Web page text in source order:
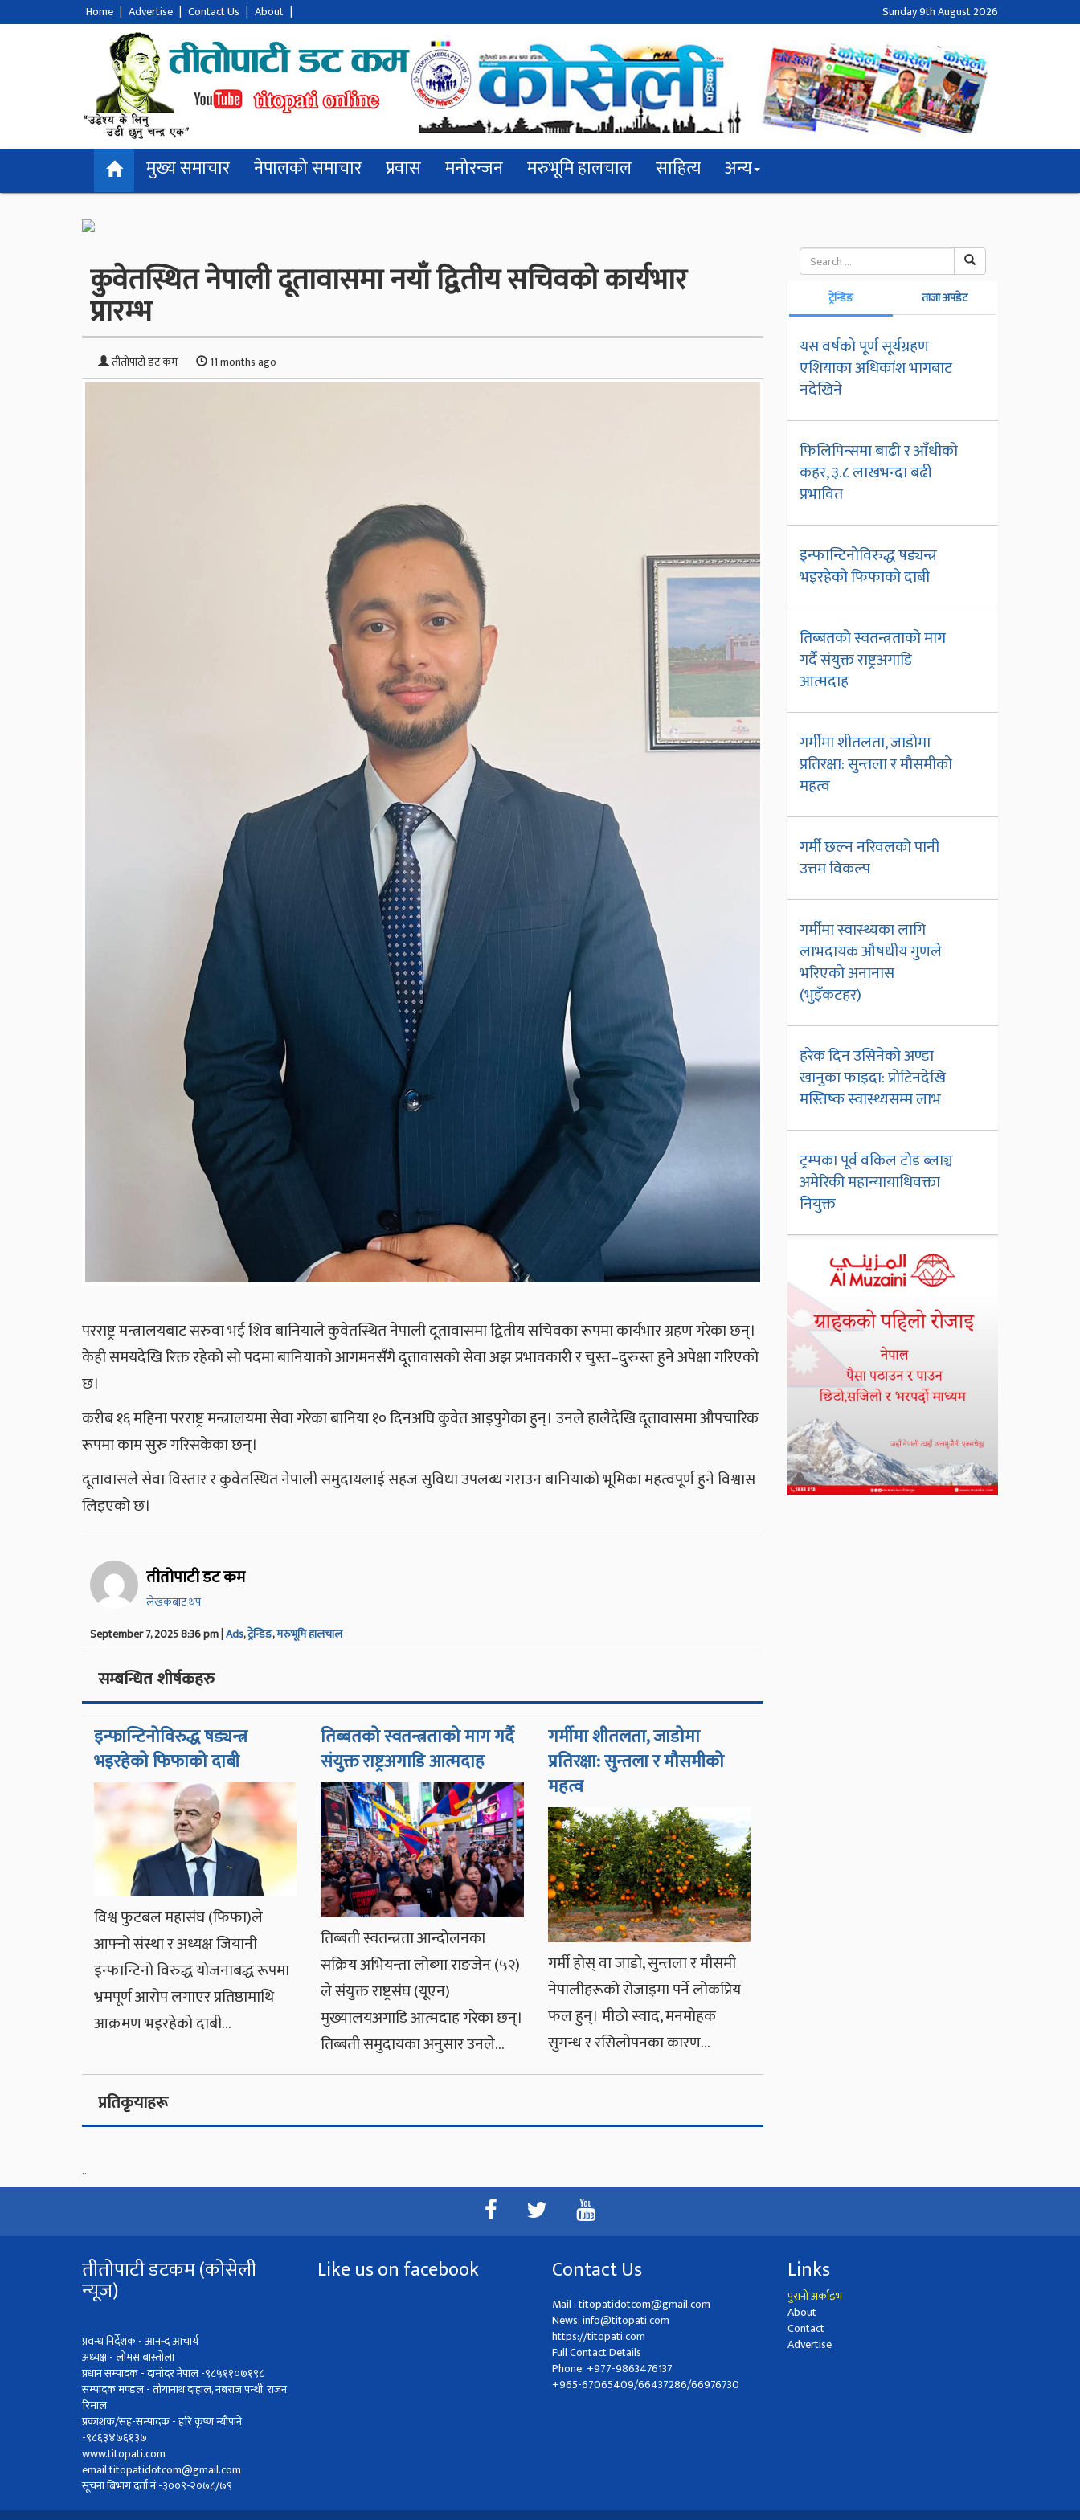
Sunday 9th August 2026
Home | Advertise | Contact Us | About |
मुख्य समाचार नेपालको समाचार प्रवास मनोरन्जन मरुभूमि हालचाल साहित्य अन्य
कुवेतस्थित नेपाली दूतावासमा नयाँ द्वितीय सचिवको कार्यभार
प्रारम्भ
तीतोपाटी डट कम 11 months ago
परराष्ट्र मन्त्रालयबाट सरुवा भई शिव बानियाले कुवेतस्थित नेपाली दूतावासमा द्वितीय सचिवका रूपमा कार्यभार ग्रहण गरेका छन्।
केही समयदेखि रिक्त रहेको सो पदमा बानियाको आगमनसँगै दूतावासको सेवा अझ प्रभावकारी र चुस्त–दुरुस्त हुने अपेक्षा गरिएको
छ।
करीब १६ महिना परराष्ट्र मन्त्रालयमा सेवा गरेका बानिया १० दिनअघि कुवेत आइपुगेका हुन्। उनले हालैदेखि दूतावासमा औपचारिक
रूपमा काम सुरु गरिसकेका छन्।
दूतावासले सेवा विस्तार र कुवेतस्थित नेपाली समुदायलाई सहज सुविधा उपलब्ध गराउन बानियाको भूमिका महत्वपूर्ण हुने विश्वास
लिइएको छ।
तीतोपाटी डट कम
लेखकबाट थप
September 7, 2025 8:36 pm |Ads,ट्रेन्डिङ,मरुभूमि हालचाल
सम्बन्धित शीर्षकहरु
इन्फान्टिनोविरुद्ध षड्यन्त्र
भइरहेको फिफाको दाबी
विश्व फुटबल महासंघ (फिफा)ले
आफ्नो संस्था र अध्यक्ष जियानी
इन्फान्टिनो विरुद्ध योजनाबद्ध रूपमा
भ्रमपूर्ण आरोप लगाएर प्रतिष्ठामाथि
आक्रमण भइरहेको दाबी…
तिब्बतको स्वतन्त्रताको माग गर्दै
संयुक्त राष्ट्रअगाडि आत्मदाह
तिब्बती स्वतन्त्रता आन्दोलनका
सक्रिय अभियन्ता लोब्गा राङजेन (५२)
ले संयुक्त राष्ट्रसंघ (यूएन)
मुख्यालयअगाडि आत्मदाह गरेका छन्।
तिब्बती समुदायका अनुसार उनले…
गर्मीमा शीतलता, जाडोमा
प्रतिरक्षा: सुन्तला र मौसमीको
महत्व
गर्मी होस् वा जाडो, सुन्तला र मौसमी
नेपालीहरूको रोजाइमा पर्ने लोकप्रिय
फल हुन्। मीठो स्वाद, मनमोहक
सुगन्ध र रसिलोपनका कारण…
प्रतिकृयाहरू
...
ट्रेन्डिङ ताजा अपडेट
यस वर्षको पूर्ण सूर्यग्रहण
एशियाका अधिकांश भागबाट
नदेखिने
फिलिपिन्समा बाढी र आँधीको
कहर, ३.८ लाखभन्दा बढी
प्रभावित
इन्फान्टिनोविरुद्ध षड्यन्त्र
भइरहेको फिफाको दाबी
तिब्बतको स्वतन्त्रताको माग
गर्दै संयुक्त राष्ट्रअगाडि
आत्मदाह
गर्मीमा शीतलता, जाडोमा
प्रतिरक्षा: सुन्तला र मौसमीको
महत्व
गर्मी छल्न नरिवलको पानी
उत्तम विकल्प
गर्मीमा स्वास्थ्यका लागि
लाभदायक औषधीय गुणले
भरिएको अनानास
(भुइँकटहर)
हरेक दिन उसिनेको अण्डा
खानुका फाइदा: प्रोटिनदेखि
मस्तिष्क स्वास्थ्यसम्म लाभ
ट्रम्पका पूर्व वकिल टोड ब्लाञ्च
अमेरिकी महान्यायाधिवक्ता
नियुक्त
तीतोपाटी डटकम (कोसेली
न्यूज)
प्रवन्ध निर्देशक - आनन्द आचार्य
अध्यक्ष - लोमस बास्तोला
प्रधान सम्पादक - दामोदर नेपाल -९८५११०७१९८
सम्पादक मण्डल - तोयानाथ दाहाल, नबराज पन्थी, राजन
रिमाल
प्रकाशक/सह-सम्पादक - हरि कृष्ण न्यौपाने
-९८६३४७६१३७
www.titopati.com
email:titopatidotcom@gmail.com
सूचना बिभाग दर्ता नं -३००९-२०७८/७९
Like us on facebook Contact Us
Mail :titopatidotcom@gmail.com
News:info@titopati.com
https://titopati.com
Full Contact Details
Phone: +977-9863476137
+965-67065409/66437286/66976730
Links
पुरानो अर्काइभ
About
Contact
Advertise